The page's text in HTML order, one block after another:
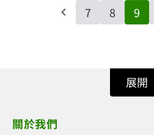
7
8 9
展開
關於我們